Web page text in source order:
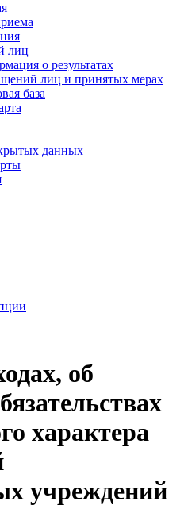
лиц
о результатах
лиц и принятых мерах
база
данных
об
характера
учреждений